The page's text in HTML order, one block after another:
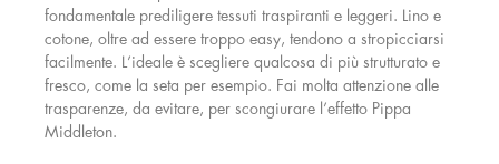
fondamentale prediligere tessuti traspiranti e leggeri. Lino e
cotone, oltre ad essere troppo easy, tendono a stropicciarsi
facilmente. L’ideale è scegliere qualcosa di più strutturato e
fresco, come la seta per esempio. Fai molta attenzione alle
trasparenze, da evitare, per scongiurare l’effetto Pippa
Middleton.